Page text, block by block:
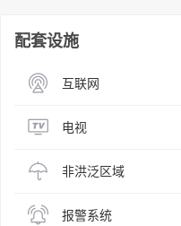
配套设施
互联网
电视
非洪泛区域
报警系统